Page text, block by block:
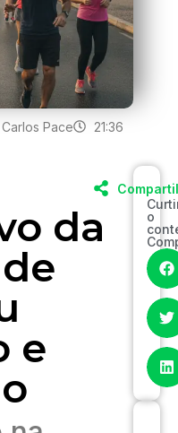
Carlos Pace 21:36
da
e
o